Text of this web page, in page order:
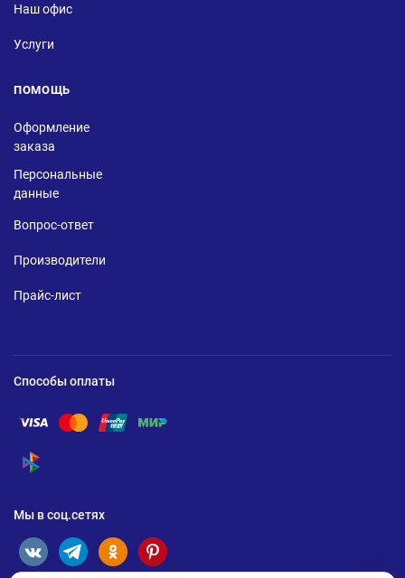
Наш офис
Услуги
ПОМОЩЬ
Оформление
заказа
Персональные
данные
Вопрос-ответ
Производители
Прайс-лист
Способы оплаты
Помощь по оплате Visa
Помощь по оплате Mastercard
Помощь по оплате UnionPay
Помощь по оплате Мир
Помощь по оплате СБП
Мы в соц.сетях